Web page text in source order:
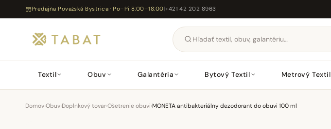
Predajňa Považská Bystrica · Po–Pi 8:00–18:00|+421 42 202 8963
Textil Obuv Galantéria Bytový Textil Metrový Textil
Domov›Obuv›Doplnkový tovar›Ošetrenie obuvi›MONETA antibakteriálny dezodorant do obuvi 100 ml